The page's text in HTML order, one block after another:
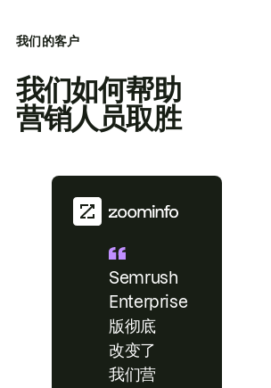
我们的客户
我们如何帮助
营销人员取胜
Semrush
Enterprise
版彻底
改变了
我们营